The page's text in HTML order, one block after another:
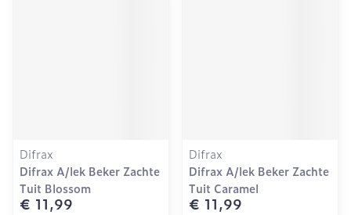
Difrax
Difrax A/lek Beker Zachte
Tuit Blossom
€ 11,99
Difrax
Difrax A/lek Beker Zachte
Tuit Caramel
€ 11,99